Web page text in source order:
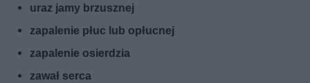
uraz jamy brzusznej
zapalenie płuc lub opłucnej
zapalenie osierdzia
zawał serca